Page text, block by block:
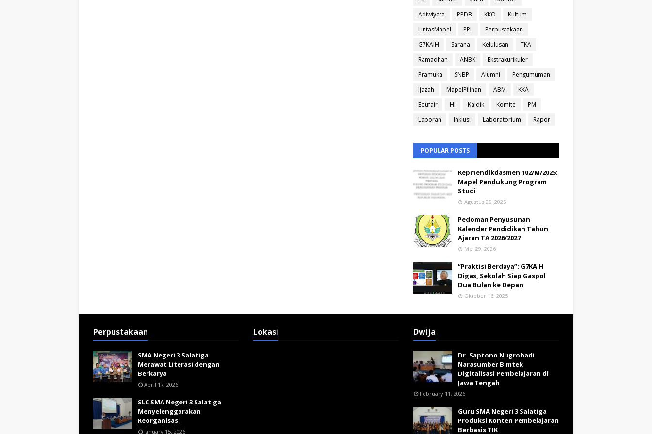
Adiwiyata
PPDB KKO
Kultum
LintasMapel
PPL
Perpustakaan
G7KAIH
Sarana Kelulusan
TKA
Ramadhan
ANBK
Ekstrakurikuler
Pramuka
SNBP Alumni
Pengumuman
Ijazah
MapelPilihan ABM
KKA
Edufair
HI Kaldik Komite
PM
Laporan
Inklusi Laboratorium Rapor
POPULAR POSTS
Kepmendikdasmen 102/M/2025:
Mapel Pendukung Program
Studi
Agustus 25, 2025
Pedoman Penyusunan
Kalender Pendidikan Tahun
Ajaran TA 2026/2027
Mei 29, 2026
“Praktisi Berdaya”: G7KAIH
Digas, Sekolah Siap Gaspol
Dua Bulan ke Depan
Oktober 16, 2025
Perpustakaan
SMA Negeri 3 Salatiga
Merawat Literasi dengan
Berkarya
April 17, 2026
SLC SMA Negeri 3 Salatiga
Menyelenggarakan
Reorganisasi
January 15, 2026
Lokasi Dwija
Dr. Saptono Nugrohadi
Narasumber Bimtek
Digitalisasi Pembelajaran di
Jawa Tengah
February 11, 2026
Guru SMA Negeri 3 Salatiga
Produksi Konten Pembelajaran
Berbasis TIK